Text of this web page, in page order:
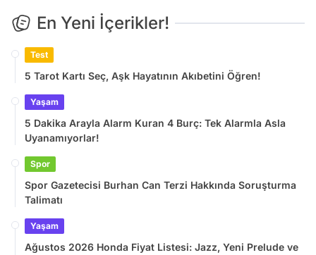
En Yeni İçerikler!
Test
5 Tarot Kartı Seç, Aşk Hayatının Akıbetini Öğren!
Yaşam
5 Dakika Arayla Alarm Kuran 4 Burç: Tek Alarmla Asla
Uyanamıyorlar!
Spor
Spor Gazetecisi Burhan Can Terzi Hakkında Soruşturma
Talimatı
Yaşam
Ağustos 2026 Honda Fiyat Listesi: Jazz, Yeni Prelude ve